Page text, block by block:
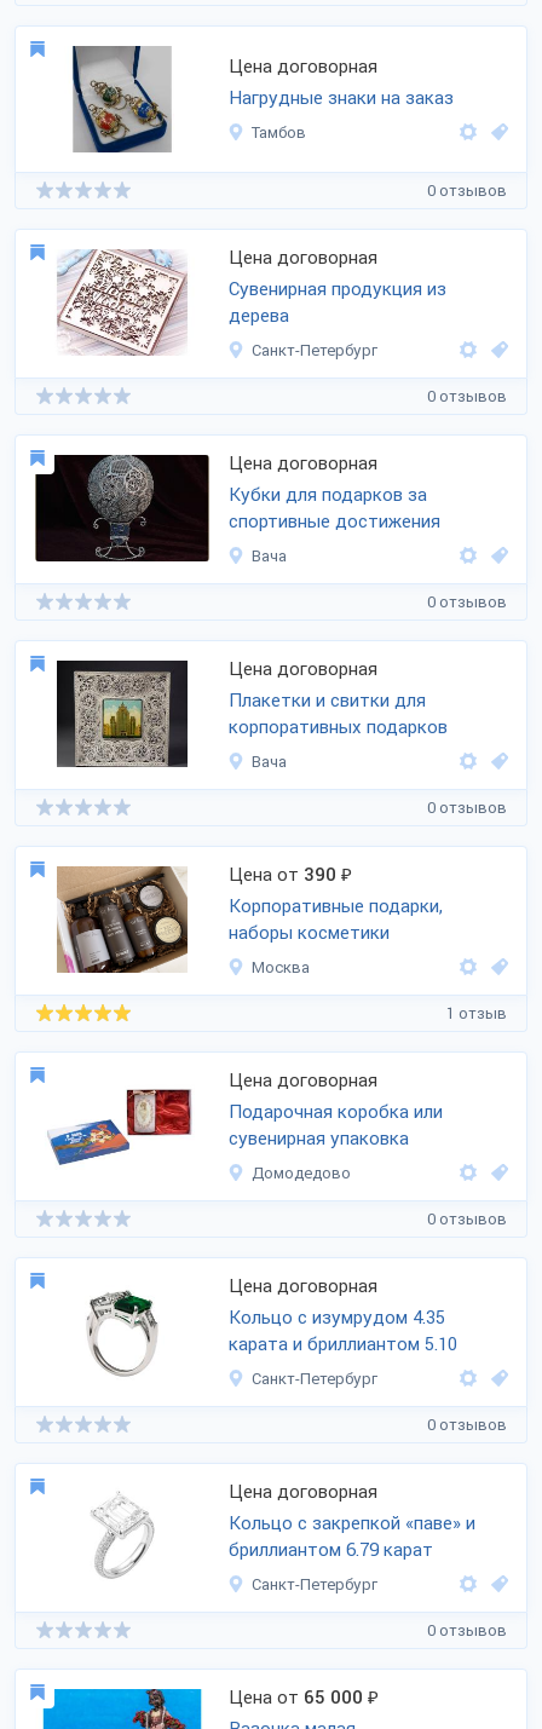
Цена договорная
Нагрудные знаки на заказ
Тамбов
0 отзывов
Цена договорная
Сувенирная продукция из
дерева
Санкт-Петербург
0 отзывов
Цена договорная
Кубки для подарков за
спортивные достижения
Вача
0 отзывов
Цена договорная
Плакетки и свитки для
корпоративных подарков
Вача
0 отзывов
Цена от 390 ₽
Корпоративные подарки,
наборы косметики
Москва
1 отзыв
Цена договорная
Подарочная коробка или
сувенирная упаковка
Домодедово
0 отзывов
Цена договорная
Кольцо с изумрудом 4.35
карата и бриллиантом 5.10
Санкт-Петербург
0 отзывов
Цена договорная
Кольцо с закрепкой «паве» и
бриллиантом 6.79 карат
Санкт-Петербург
0 отзывов
Цена от 65 000 ₽